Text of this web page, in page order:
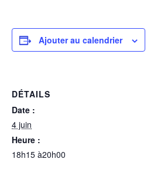
Ajouter au calendrier
DÉTAILS
Date :
4 juin
Heure :
18h15 à20h00